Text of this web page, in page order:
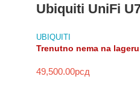
Ubiquiti UniFi
UBIQUITI
Trenutno nema na lageru
49,500.00рсд